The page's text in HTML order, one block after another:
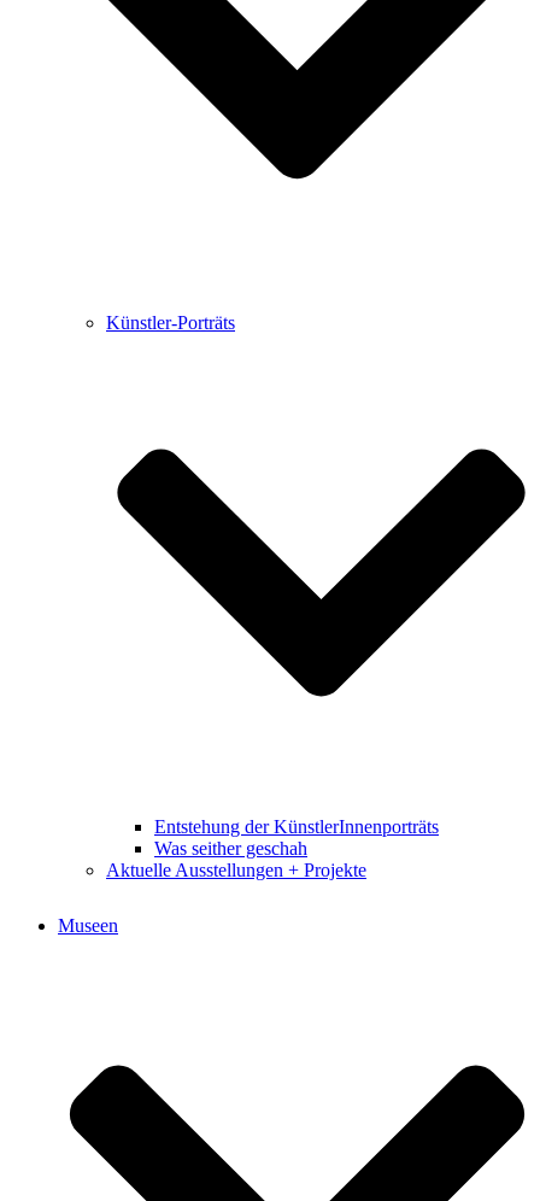
Künstler-Porträts
Entstehung der KünstlerInnenporträts
Was seither geschah
Aktuelle Ausstellungen + Projekte
Museen